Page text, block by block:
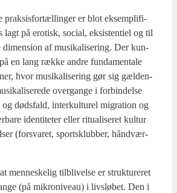
prak­sis­for­tæl­lin­ger er blot eksem­pli­fi­
lagt på ero­tisk, soci­al, eksi­sten­ti­el og til
dimen­sion af musi­ka­li­se­ring. Der kun­
en lang ræk­ke andre fun­da­men­tale
hvor musi­ka­li­se­ring gør sig gæl­den­
over­gan­ge i for­bin­del­se
og døds­fald, inter­kul­tu­rel migra­tion og
iden­ti­te­ter eller ritu­a­li­se­ret kul­tur
(for­sva­ret, sport­s­klub­ber, hånd­vær­
men­ne­ske­lig til­bli­vel­se er struk­tu­re­ret
(på mikro­ni­veau) i livslø­bet. Den i